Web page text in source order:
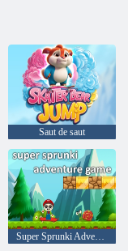
Saut de saut
Super Sprunki Adventure Game